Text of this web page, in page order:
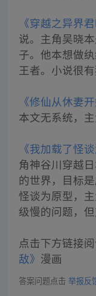
《穿越之异界
说。主角吴晓
子。他本想做
王者。小说很
《修仙从休妻开
本文无系统，
《我加载了怪谈
角神谷川穿越
的世界，目标
怪谈为原型，
级慢的问题，
点击下方链接
敌》 漫画
答案问题点击 举报反